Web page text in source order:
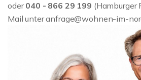
oder040 - 866 29 199 (Hamburger
Mail unter anfrage@wohnen-im-